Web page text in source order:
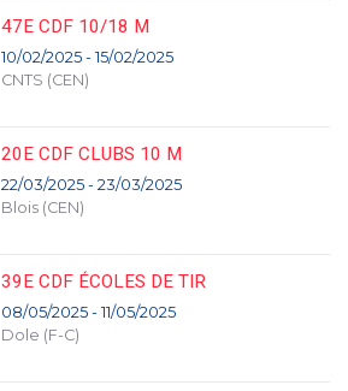
47E CDF 10/18 M
10/02/2025 - 15/02/2025
CNTS (CEN)
20E CDF CLUBS 10 M
22/03/2025 - 23/03/2025
Blois (CEN)
39E CDF ÉCOLES DE TIR
08/05/2025 - 11/05/2025
Dole (F-C)